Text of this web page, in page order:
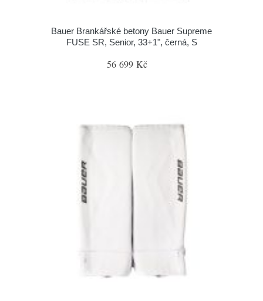
Bauer Brankářské betony Bauer Supreme
FUSE SR, Senior, 33+1", černá, S
56 699 Kč